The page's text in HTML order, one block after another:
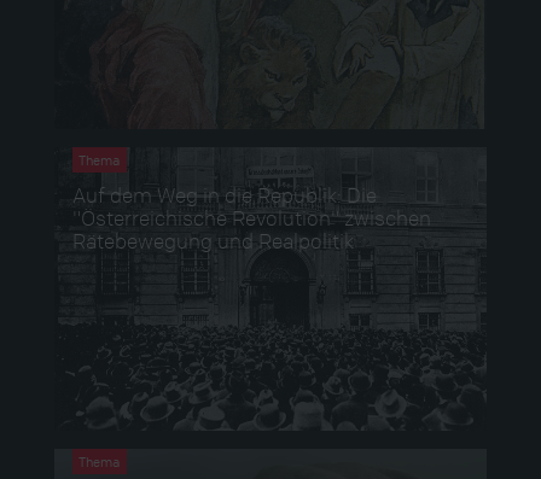
Thema
Auf dem Weg in die Republik: Die
"Österreichische Revolution" zwischen
Rätebewegung und Realpolitik
Thema